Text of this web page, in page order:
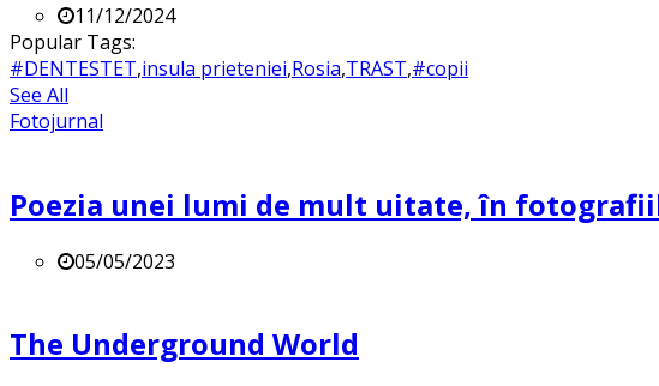
11/12/2024
Popular Tags:
#DENTESTET,insula prieteniei,Rosia,TRAST,#copii
See All
Fotojurnal
Poezia unei lumi de mult uitate, în
05/05/2023
The Underground World